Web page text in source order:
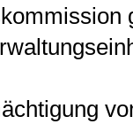
von